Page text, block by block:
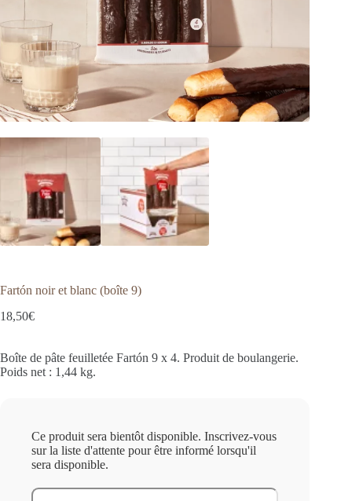
Fartón noir et blanc (boîte 9)
18,50€
Boîte de pâte feuilletée Fartón 9 x 4. Produit de boulangerie.
Poids net : 1,44 kg.
Ce produit sera bientôt disponible. Inscrivez-vous
sur la liste d'attente pour être informé lorsqu'il
sera disponible.